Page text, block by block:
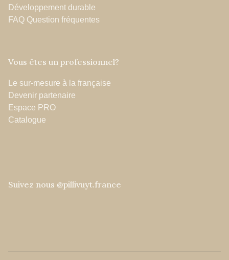
Développement durable
FAQ Question fréquentes
Vous êtes un professionnel?
Le sur-mesure à la française
Devenir partenaire
Espace PRO
Catalogue
Suivez nous @pillivuyt.france